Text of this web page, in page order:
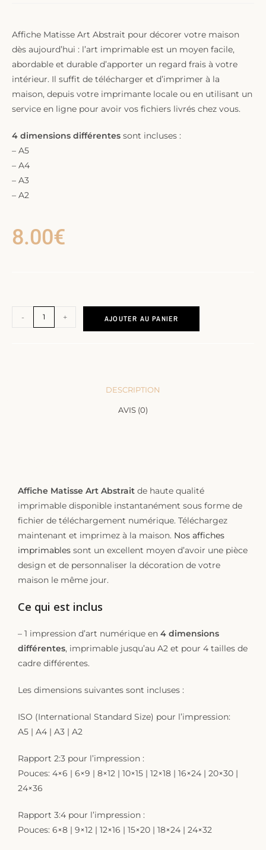
Affiche Matisse Art Abstrait pour décorer votre maison
dès aujourd’hui : l’art imprimable est un moyen facile,
abordable et durable d’apporter un regard frais à votre
intérieur. Il suffit de télécharger et d’imprimer à la
maison, depuis votre imprimante locale ou en utilisant un
service en ligne pour avoir vos fichiers livrés chez vous.
4 dimensions différentes sont incluses :
– A5
– A4
– A3
– A2
8.00€
- + AJOUTER AU PANIER
DESCRIPTION
AVIS (0)
Affiche Matisse Art Abstrait de haute qualité
imprimable disponible instantanément sous forme de
fichier de téléchargement numérique. Téléchargez
maintenant et imprimez à la maison. Nos affiches
imprimables sont un excellent moyen d’avoir une pièce
design et de personnaliser la décoration de votre
maison le même jour.
Ce qui est inclus
– 1 impression d’art numérique en 4 dimensions
différentes, imprimable jusqu’au A2 et pour 4 tailles de
cadre différentes.
Les dimensions suivantes sont incluses :
ISO (International Standard Size) pour l’impression:
A5 | A4 | A3 | A2
Rapport 2:3 pour l’impression :
Pouces: 4×6 | 6×9 | 8×12 | 10×15 | 12×18 | 16×24 | 20×30 |
24×36
Rapport 3:4 pour l’impression :
Pouces: 6×8 | 9×12 | 12×16 | 15×20 | 18×24 | 24×32